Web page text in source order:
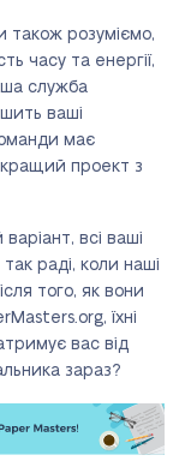
також розуміємо,
часу та енергії,
служба
ваші
має
проект з
всі ваші
раді, коли наші
того, як вони
їхні
вас від
зараз?